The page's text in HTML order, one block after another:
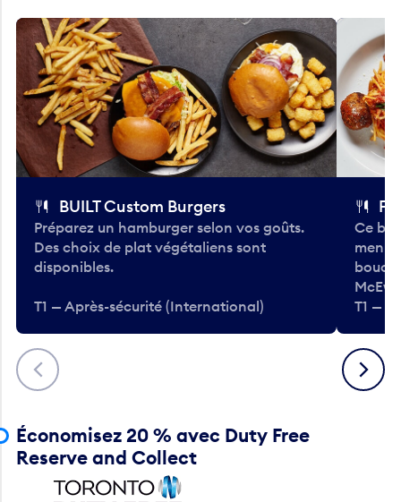
Précédent
Préparez un hamburger selon vos goûts.
Des choix de plat végétaliens sont
disponibles.
Ce
menu
T1 —
Suivant
Reserve and Collect